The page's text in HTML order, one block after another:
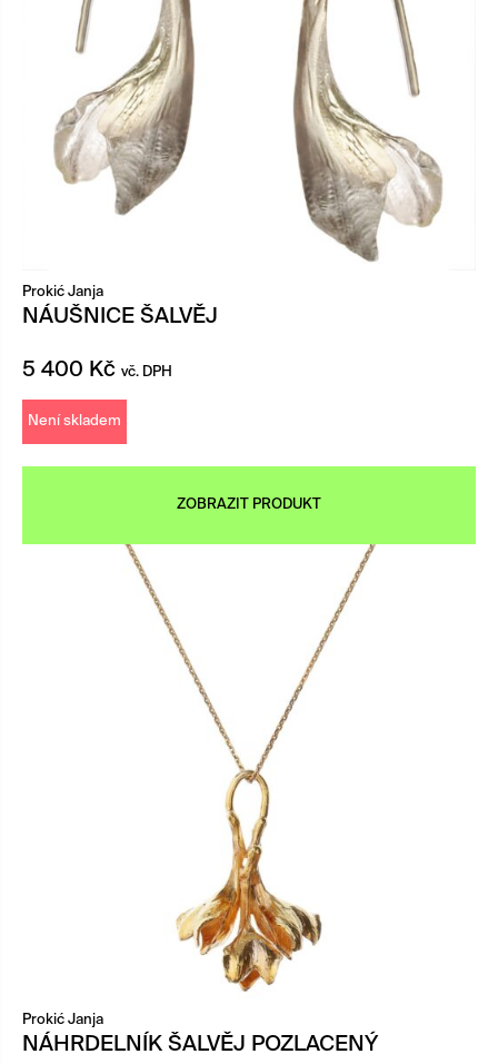
Prokić Janja
NÁUŠNICE ŠALVĚJ
5 400 Kč vč. DPH
Není skladem
ZOBRAZIT PRODUKT
Prokić Janja
NÁHRDELNÍK ŠALVĚJ POZLACENÝ